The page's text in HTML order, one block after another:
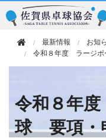
最新情報
お知
令和８年度 ラージ
令和８年
球 要項・